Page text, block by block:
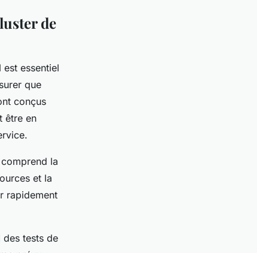
de
essentiel
que
conçus
être en
la
et la
rapidement
des tests de